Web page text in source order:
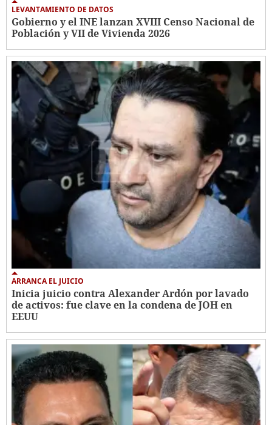
LEVANTAMIENTO DE DATOS
Gobierno y el INE lanzan XVIII Censo Nacional de
Población y VII de Vivienda 2026
ARRANCA EL JUICIO
Inicia juicio contra Alexander Ardón por lavado
de activos: fue clave en la condena de JOH en
EEUU